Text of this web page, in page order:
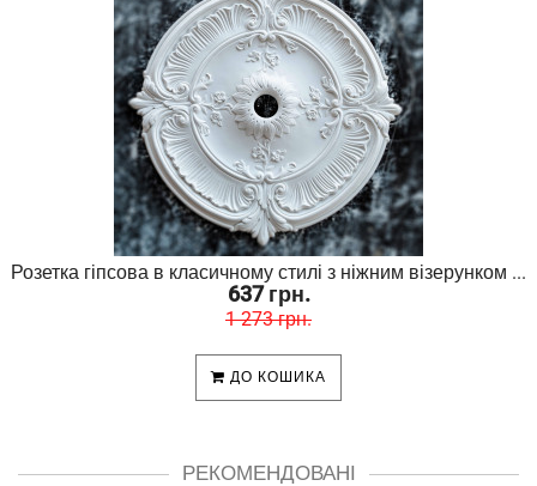
Розетка гіпсова в класичному стилі з ніжним візерунком ...
637 грн.
1 273 грн.
ДО КОШИКА
РЕКОМЕНДОВАНІ